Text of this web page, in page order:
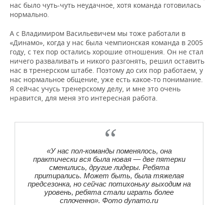
нас было чуть-чуть неудачное, хотя команда готовилась
нормально.
А с Владимиром Васильевичем мы тоже работали в
«Динамо», когда у нас была чемпионская команда в 2005
году, с тех пор остались хорошие отношения. Он не стал
ничего разваливать и никого разгонять, решил оставить
нас в тренерском штабе. Поэтому до сих пор работаем, у
нас нормальное общение, уже есть какое-то понимание.
Я сейчас учусь тренерскому делу, и мне это очень
нравится, для меня это интересная работа.
«У нас пол-команды поменялось, она
практически вся была новая — две пятерки
сменились, другие лидеры. Ребята
притирались. Может быть, была тяжелая
предсезонка, но сейчас потихоньку выходим на
уровень, ребята стали играть более
сплоченно». Фото dynamo.ru